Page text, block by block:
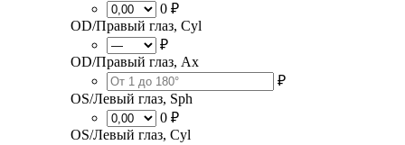
0 ₽
OD/Правый глаз, Cyl
₽
OD/Правый глаз, Ax
₽
OS/Левый глаз, Sph
0 ₽
OS/Левый глаз, Cyl